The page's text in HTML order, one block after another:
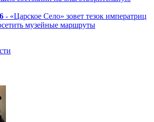
- «Царское Село» зовет тезок императриц
музейные маршруты